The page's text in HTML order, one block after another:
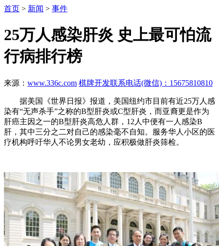
首页 > 新闻 > 事件
25万人感染肝炎 史上最可怕流
行病排行榜
来源： www.336c.com 棋牌开发联系电话(微信)：15675810810
据美国《世界日报》报道，美国纽约市目前有近25万人感
染有“无声杀手”之称的B型肝炎或C型肝炎，而亚裔更是作为
肝癌主因之一的B型肝炎高危人群，12人中便有一人感染B
肝，其中三分之二对自己的感染毫不自知。服务华人小区的医
疗机构呼吁华人不论男女老幼，应积极做肝炎筛检。